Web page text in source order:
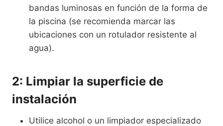
bandas luminosas en función de la forma de
la piscina (se recomienda marcar las
ubicaciones con un rotulador resistente al
agua).
2: Limpiar la superficie de
instalación
Utilice alcohol o un limpiador especializado